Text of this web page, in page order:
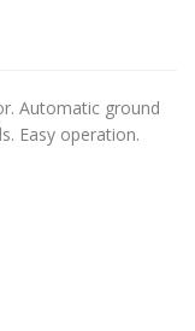
Automatic ground
Easy operation.